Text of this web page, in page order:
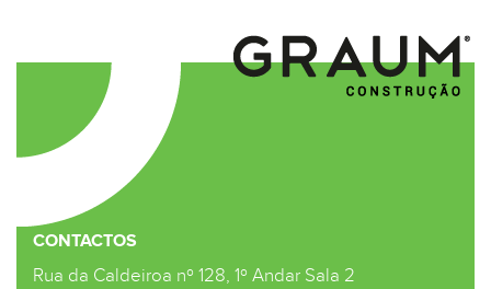
CONTACTOS
Rua da Caldeiroa nº 128, 1º Andar Sala 2